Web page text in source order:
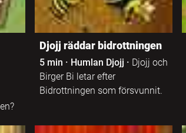
Djojj räddar bidrottningen
5 min · Humlan Djojj · Djojj och
Birger Bi letar efter
Bidrottningen som försvunnit.